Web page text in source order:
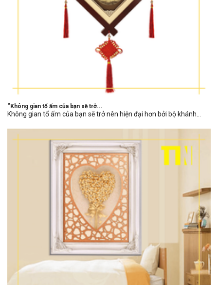
“Không gian tổ ấm của bạn sẽ trở...
Không gian tổ ấm của bạn sẽ trở nên hiện đại hơn bởi bộ khánh...